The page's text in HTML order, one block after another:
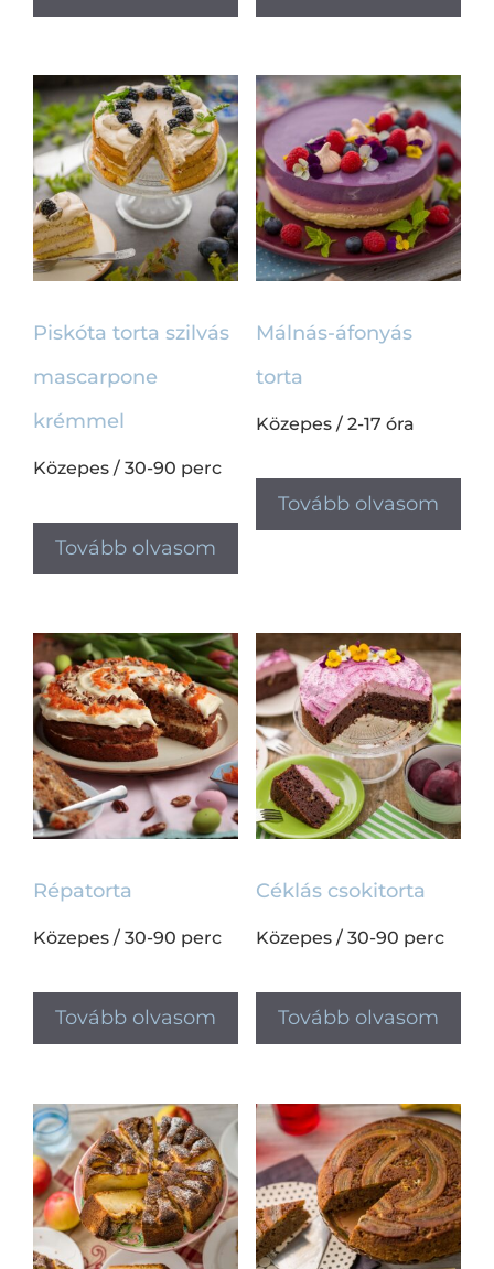
Piskóta torta szilvás
mascarpone
krémmel
Közepes / 30-90 perc
Tovább olvasom
Málnás-áfonyás
torta
Közepes/ 2-17 óra
Tovább olvasom
Répatorta
Közepes / 30-90 perc
Tovább olvasom
Céklás csokitorta
Közepes/ 30-90 perc
Tovább olvasom